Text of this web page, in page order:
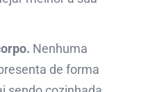
Nenhuma
de forma